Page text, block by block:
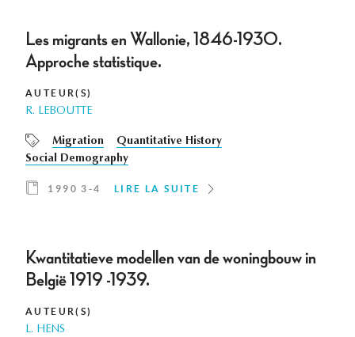
Les migrants en Wallonie, 1846-1930.
Approche statistique.
AUTEUR(S)
R. LEBOUTTE
Migration
Quantitative History
Social Demography
1990 3-4 LIRE LA SUITE
Kwantitatieve modellen van de woningbouw in
België 1919 -1939.
AUTEUR(S)
L. HENS